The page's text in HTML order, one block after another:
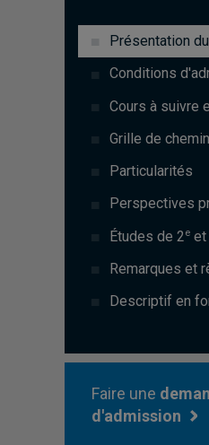
Présentation
Conditions
Cours à suivre
Grille de
Particularités
Perspectives
Études de 2 e et
Remarques et
Descriptif en
Faire une
d'admission